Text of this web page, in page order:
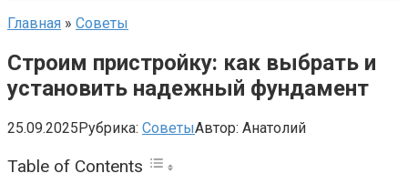
Главная » Советы
Строим пристройку: как выбрать и
установить надежный фундамент
25.09.2025Рубрика: СоветыАвтор: Анатолий
Table of Contents